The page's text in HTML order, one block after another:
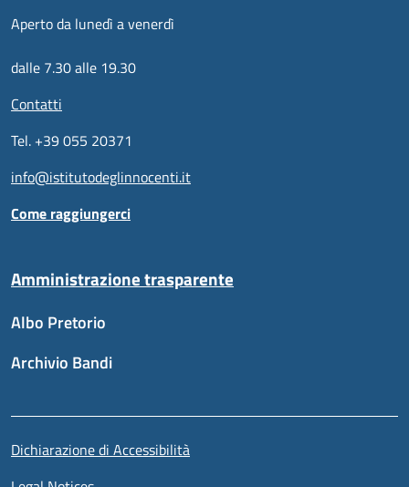
Aperto da lunedì a venerdì
dalle 7.30 alle 19.30
Contatti
Tel. +39 055 20371
info@istitutodeglinnocenti.it
Come raggiungerci
Amministrazione trasparente
Albo Pretorio
Archivio Bandi
Sezione link utili
Dichiarazione di Accessibilità